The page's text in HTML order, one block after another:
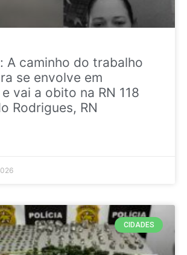
A caminho do trabalho
se envolve em
vai a obito na RN 118
Rodrigues, RN
CIDADES